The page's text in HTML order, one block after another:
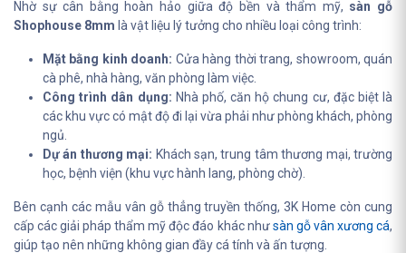
Nhờ sự cân bằng hoàn hảo giữa độ bền và thẩm mỹ, sàn gỗ
Shophouse 8mm là vật liệu lý tưởng cho nhiều loại công trình:
Mặt bằng kinh doanh: Cửa hàng thời trang, showroom, quán
cà phê, nhà hàng, văn phòng làm việc.
Công trình dân dụng: Nhà phố, căn hộ chung cư, đặc biệt là
các khu vực có mật độ đi lại vừa phải như phòng khách, phòng
ngủ.
Dự án thương mại: Khách sạn, trung tâm thương mại, trường
học, bệnh viện (khu vực hành lang, phòng chờ).
Bên cạnh các mẫu vân gỗ thẳng truyền thống, 3K Home còn cung
cấp các giải pháp thẩm mỹ độc đáo khác nhưsàn gỗ vân xương cá,
giúp tạo nên những không gian đầy cá tính và ấn tượng.